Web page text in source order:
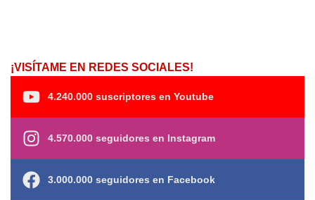
¡VISÍTAME EN REDES SOCIALES!
4.240.000 suscriptores en Youtube
4.570.000 seguidores en Instagram
3.000.000 seguidores en Facebook